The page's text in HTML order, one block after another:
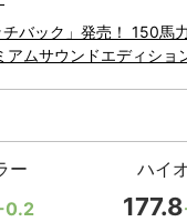
バック」発売！ 150馬
アムサウンドエディショ
ー
0.2
ハイ
177.8